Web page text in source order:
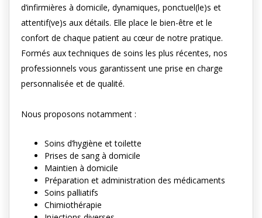
d’infirmières à domicile, dynamiques, ponctuel(le)s et
attentif(ve)s aux détails. Elle place le bien-être et le
confort de chaque patient au cœur de notre pratique.
Formés aux techniques de soins les plus récentes, nos
professionnels vous garantissent une prise en charge
personnalisée et de qualité.
Nous proposons notamment :
Soins d’hygiène et toilette
Prises de sang à domicile
Maintien à domicile
Préparation et administration des médicaments
Soins palliatifs
Chimiothérapie